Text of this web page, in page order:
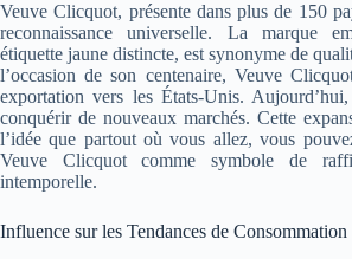
Veuve Clicquot, présente dans plus de 150
reconnaissance universelle. La marque
étiquette jaune distincte, est synonyme de
l’occasion de son centenaire, Veuve
exportation vers les États-Unis.
conquérir de nouveaux marchés. Cette
l’idée que partout où vous allez, vous
Veuve Clicquot comme symbole de
intemporelle.
Influence sur les Tendances de Consommation